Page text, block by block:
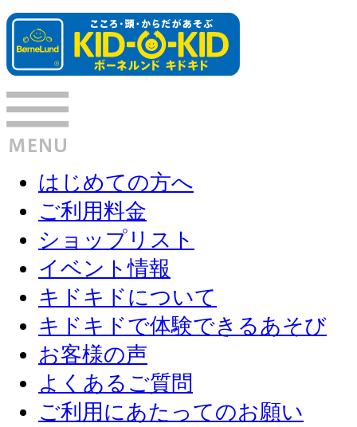
はじめての方へ
ご利用料金
ショップリスト
イベント情報
キドキドについて
キドキドで体験できるあそび
お客様の声
よくあるご質問
ご利用にあたってのお願い